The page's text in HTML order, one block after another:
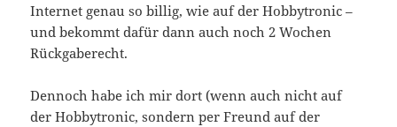
Internet genau so billig, wie auf der Hobbytronic –
und bekommt dafür dann auch noch 2 Wochen
Rückgaberecht.
Dennoch habe ich mir dort (wenn auch nicht auf
der Hobbytronic, sondern per Freund auf der